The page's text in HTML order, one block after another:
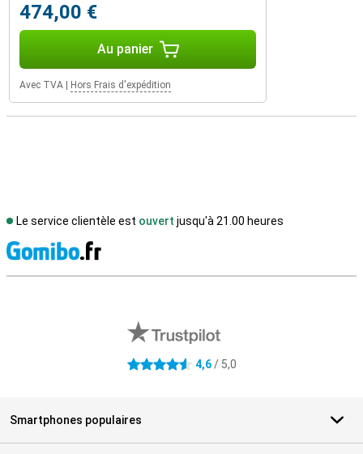
474,00 €
Au panier
Avec TVA Hors Frais d'expédition
Le service clientèle est ouvert jusqu'à 21.00 heures
4.6 étoiles 4,6/ 5,0
Smartphones populaires